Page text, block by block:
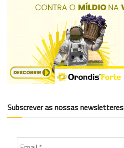
Subscrever as nossas newsletteres